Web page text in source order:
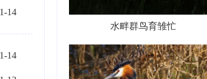
14
14
水畔群鸟育雏忙